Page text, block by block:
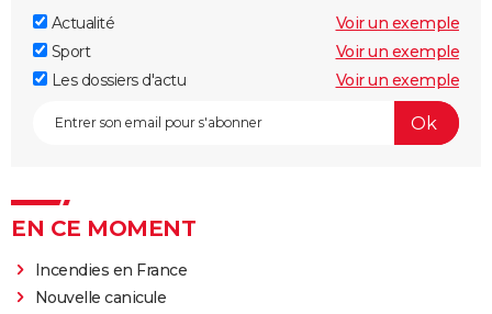
Actualité
Voir un exemple
Sport
Voir un exemple
Les dossiers d'actu
Voir un exemple
EN CE MOMENT
Incendies en France
Nouvelle canicule